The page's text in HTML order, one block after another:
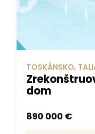
TOSKÁNSKO,
dom
890 000 €